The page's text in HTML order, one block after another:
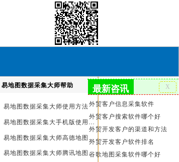
易地图数据采集大师帮助
易地图数据采集大师使用方法
易地图数据采集大手机版使用方法
易地图数据采集大师高德地图Key申请方法
易地图数据采集大师腾讯地图Key申请方法
最新咨讯
外贸客户信息采集软件
外贸客户搜索软件哪个好
外贸开发客户的渠道和方法
外贸开发客户软件排名
谷歌地图采集软件哪个好